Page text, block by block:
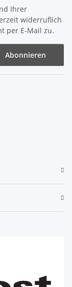
Ihrer
widerruflich
per E-Mail zu.
Abonnieren